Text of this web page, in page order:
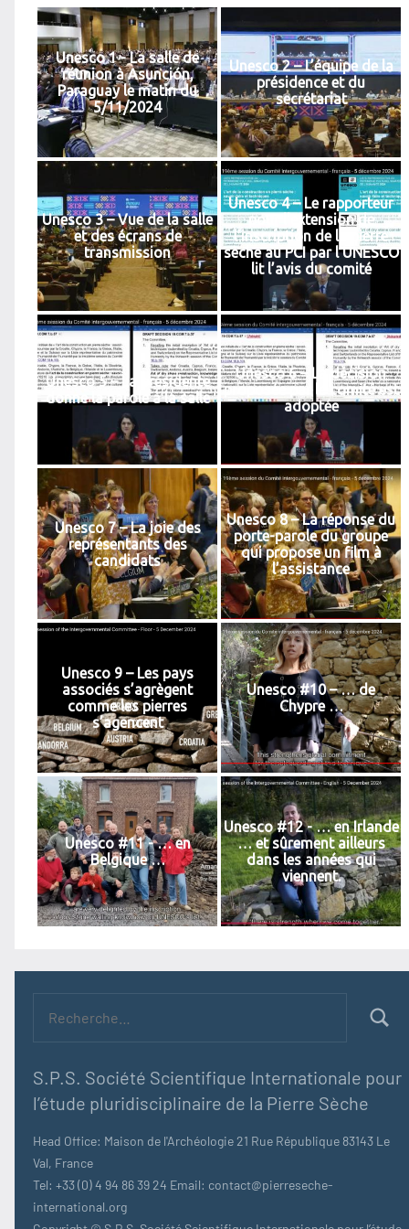
Unesco 1 - La salle de
réunion à Asunción,
Paraguay le matin du
5/11/2024
Unesco 2 – L’équipe de la
présidence et du
secrétariat
Unesco 3 – Vue de la salle
et des écrans de
transmission
Unesco 4 – Le rapporteur
pour l’extension de
l’inscription de la pierre
sèche au PCI par l’UNESCO
lit l’avis du comité
Unesco 5 – La présidente
donne la parole à la salle
Unesco 6 – La décision
proposée par le comité est
adoptée
Unesco 7 – La joie des
représentants des
candidats
Unesco 8 – La réponse du
porte-parole du groupe
qui propose un film à
l’assistance
Unesco 9 – Les pays
associés s’agrègent
comme les pierres
s’agencent
Unesco #10 – … de
Chypre …
Unesco #11 - … en
Belgique …
Unesco #12 - … en Irlande
… et sûrement ailleurs
dans les années qui
viennent.
pour :
S.P.S. Société Scientifique Internationale pour
l’étude pluridisciplinaire de la Pierre Sèche
Head Office: Maison de l'Archéologie 21 Rue République 83143 Le
Val, France
Tel: +33 (0) 4 94 86 39 24 Email: contact@pierreseche-
international.org